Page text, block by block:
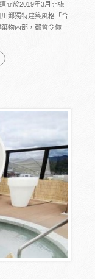
間於2019年3月開張
鄉獨特建築風格「合
物內部，都會令你